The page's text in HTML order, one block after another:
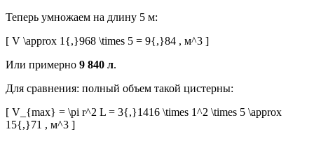
Теперь умножаем на длину 5 м:
[ V \approx 1{,}968 \times 5 = 9{,}84 , м^3 ]
Или примерно 9 840 л.
Для сравнения: полный объем такой цистерны:
[ V_{max} = \pi r^2 L = 3{,}1416 \times 1^2 \times 5 \approx
15{,}71 , м^3 ]